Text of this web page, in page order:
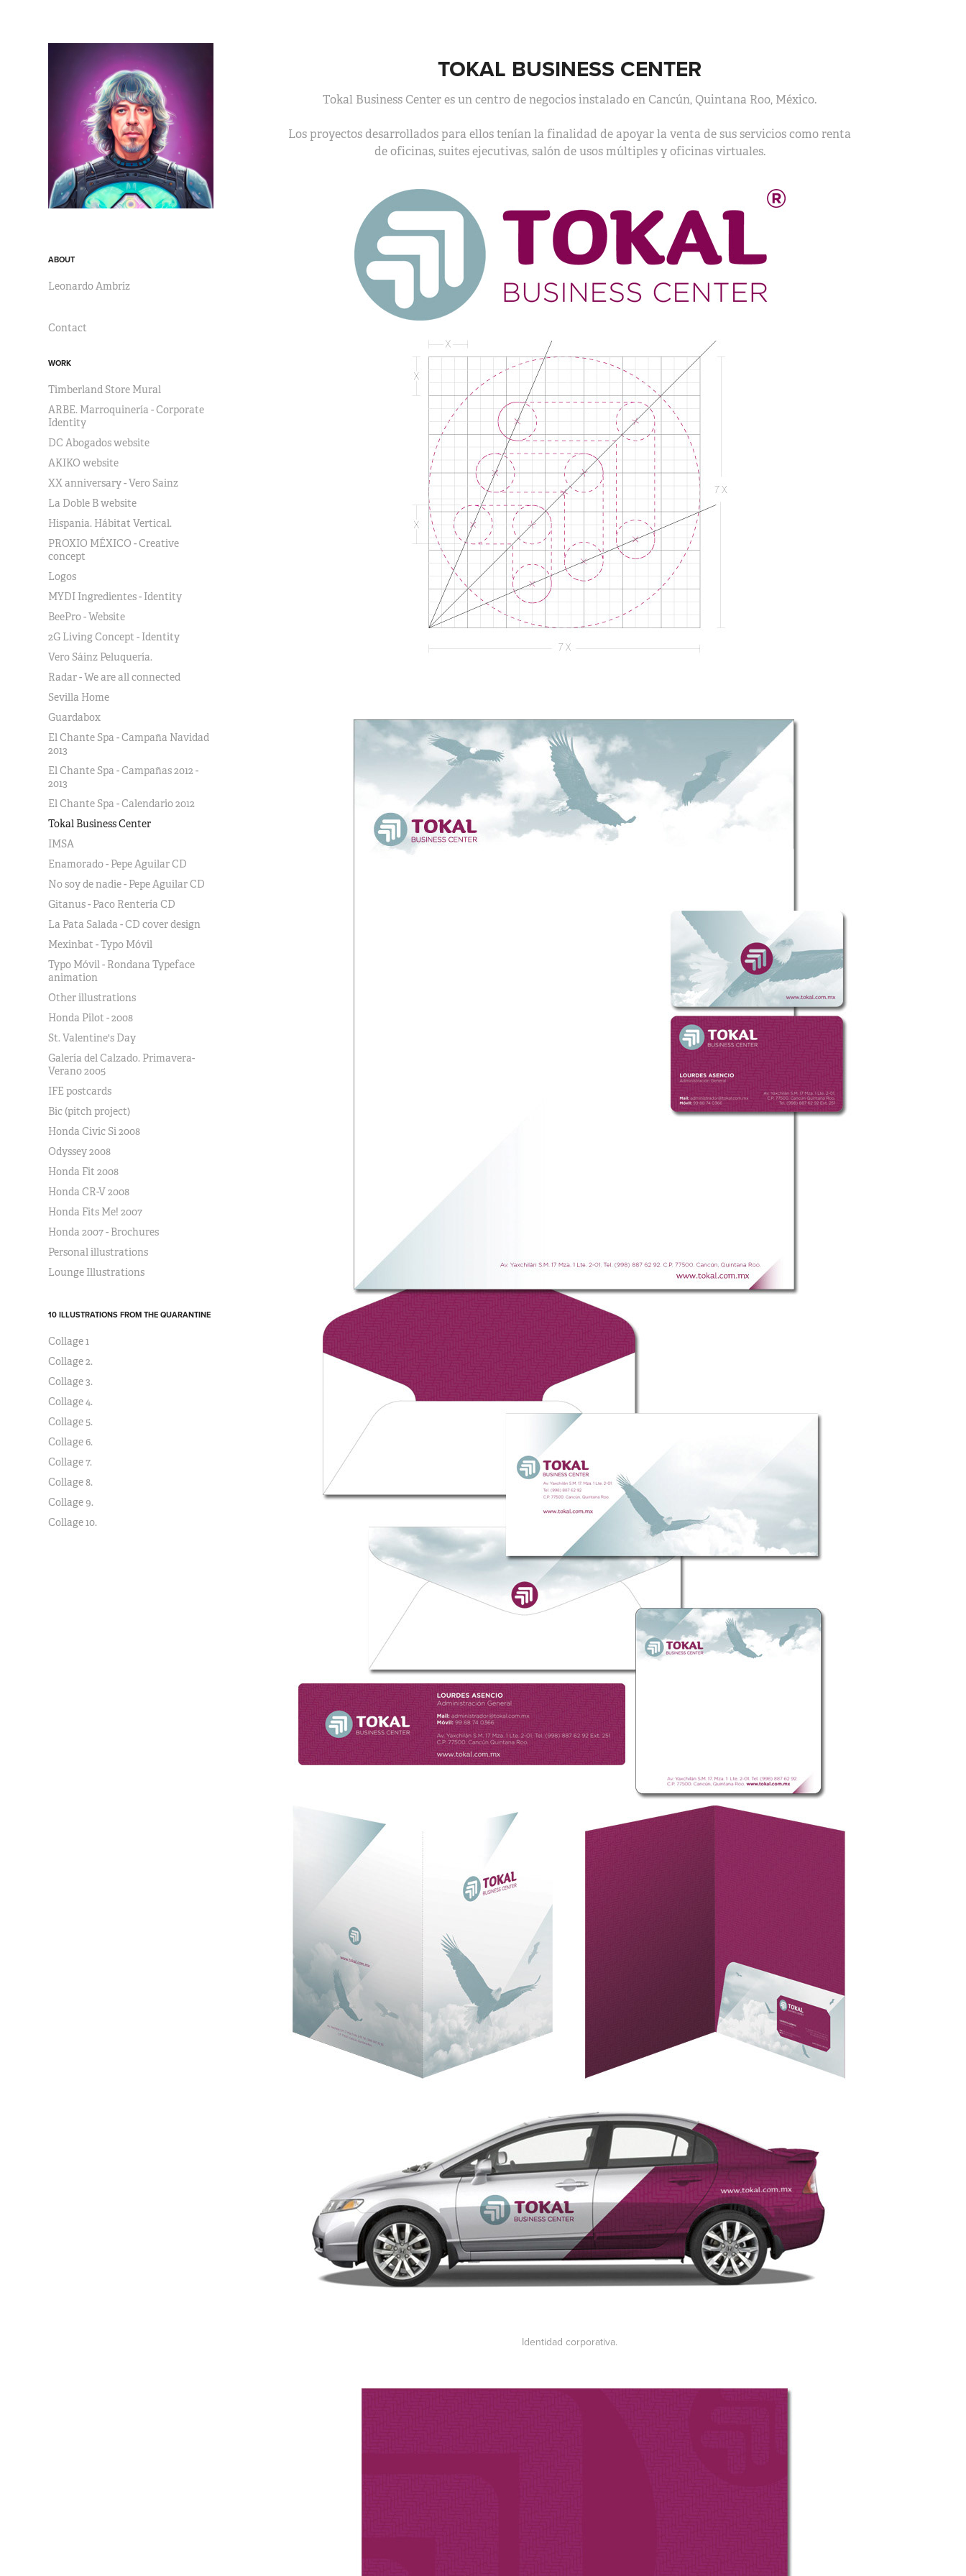
ABOUT
Leonardo Ambríz
Contact
WORK
Timberland Store Mural
ARBE. Marroquinería - Corporate
Identity
DC Abogados website
AKIKO website
XX anniversary - Vero Sainz
La Doble B website
Hispania. Hábitat Vertical.
PROXIO MÉXICO - Creative
concept
Logos
MYDI Ingredientes - Identity
BeePro - Website
2G Living Concept - Identity
Vero Sáinz Peluquería.
Radar - We are all connected
Sevilla Home
Guardabox
El Chante Spa - Campaña Navidad
2013
El Chante Spa - Campañas 2012 -
2013
El Chante Spa - Calendario 2012
Tokal Business Center
IMSA
Enamorado - Pepe Aguilar CD
No soy de nadie - Pepe Aguilar CD
Gitanus - Paco Rentería CD
La Pata Salada - CD cover design
Mexinbat - Typo Móvil
Typo Móvil - Rondana Typeface
animation
Other illustrations
Honda Pilot - 2008
St. Valentine's Day
Galería del Calzado. Primavera-
Verano 2005
IFE postcards
Bic (pitch project)
Honda Civic Si 2008
Odyssey 2008
Honda Fit 2008
Honda CR-V 2008
Honda Fits Me! 2007
Honda 2007 - Brochures
Personal illustrations
Lounge Illustrations
10 ILLUSTRATIONS FROM THE QUARANTINE
Collage 1
Collage 2.
Collage 3.
Collage 4.
Collage 5.
Collage 6.
Collage 7.
Collage 8.
Collage 9.
Collage 10.
TOKAL BUSINESS CENTER
Tokal Business Center es un centro de negocios instalado en Cancún, Quintana Roo, México.
Los proyectos desarrollados para ellos tenían la finalidad de apoyar la venta de sus servicios como renta
de oficinas, suites ejecutivas, salón de usos múltiples y oficinas virtuales.
Identidad corporativa.